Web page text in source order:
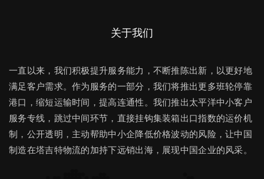
关于我们
一直以来，我们积极提升服务能力，不断推陈出新，以更好地
满足客户需求。作为服务的一部分，我们将推出更多班轮停靠
港口，缩短运输时间，提高连通性。我们推出太平洋中小客户
服务专线，跳过中间环节，直接挂钩集装箱出口指数的运价机
制，公开透明，主动帮助中小企降低价格波动的风险，让中国
制造在塔吉特物流的加持下远销出海，展现中国企业的风采。